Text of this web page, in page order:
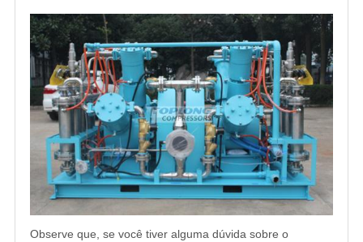
Observe que, se você tiver alguma dúvida sobre o